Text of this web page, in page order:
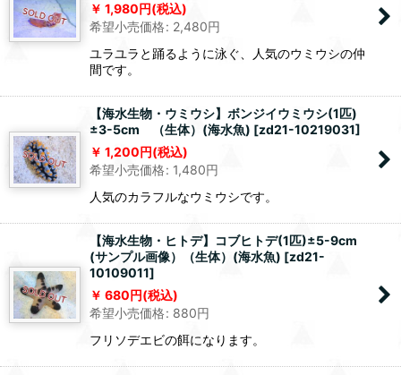
1,980円(税込)
希望小売価格: 2,480円
ユラユラと踊るように泳ぐ、人気のウミウシの仲
間です。
【海水生物・ウミウシ】ボンジイウミウシ(1匹)
±3-5cm （生体）(海水魚) [zd21-10219031]
1,200円(税込)
希望小売価格: 1,480円
人気のカラフルなウミウシです。
【海水生物・ヒトデ】コブヒトデ(1匹)±5-9cm
(サンプル画像）（生体）(海水魚) [zd21-
10109011]
680円(税込)
希望小売価格: 880円
フリソデエビの餌になります。